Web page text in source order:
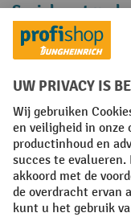
Sociale
Facebook
YouTube
LinkedIn
Algemene
Privacyverklaring
All prices excl. VAT plus
if not stated otherwise.